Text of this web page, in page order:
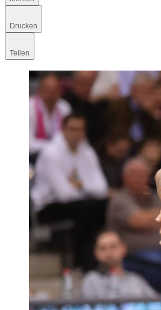
Drucken
Teilen